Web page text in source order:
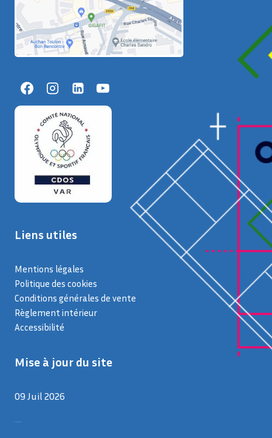
Liens utiles
Mentions légales
Politique des cookies
Conditions générales de vente
Règlement intérieur
Accessibilité
Mise à jour du site
09 Juil 2026